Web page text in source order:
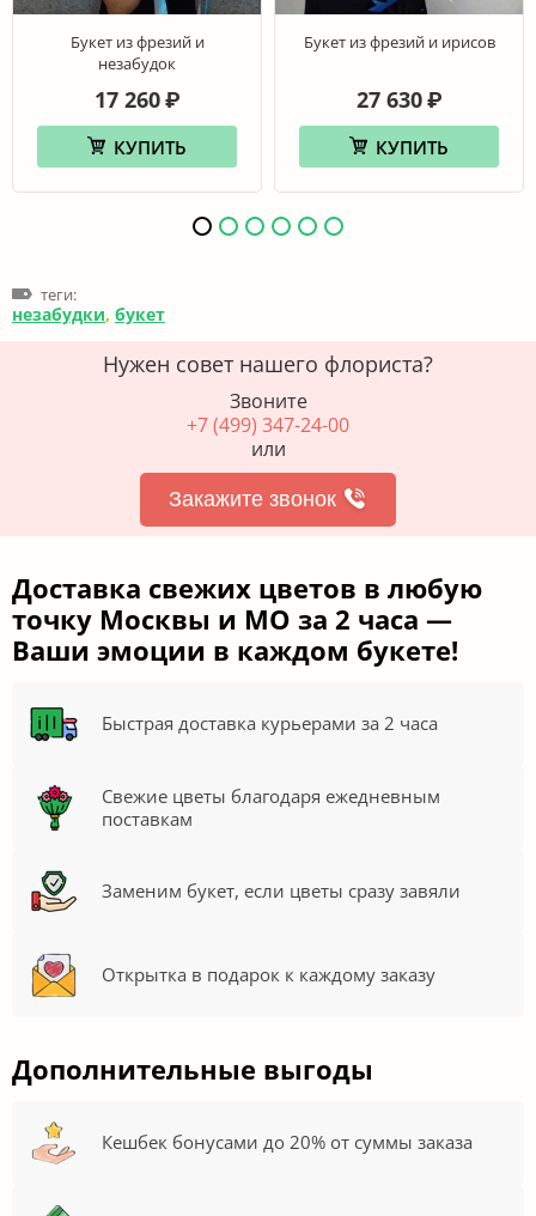
Букет из фрезий и
незабудок
17 260 ₽
КУПИТЬ
Букет из фрезий и ирисов
27 630 ₽
КУПИТЬ
теги:
незабудки, букет
Нужен совет нашего флориста?
Звоните
+7 (499) 347-24-00
или
Закажите звонок
Доставка свежих цветов в любую
точку Москвы и МО за 2 часа —
Ваши эмоции в каждом букете!
Быстрая доставка курьерами за 2 часа
Свежие цветы благодаря ежедневным
поставкам
Заменим букет, если цветы сразу завяли
Открытка в подарок к каждому заказу
Дополнительные выгоды
Кешбек бонусами до 20% от суммы заказа